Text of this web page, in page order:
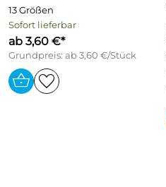
13 Größen
Sofort lieferbar
ab 3,60 €*
Grundpreis: ab 3,60 €/Stück